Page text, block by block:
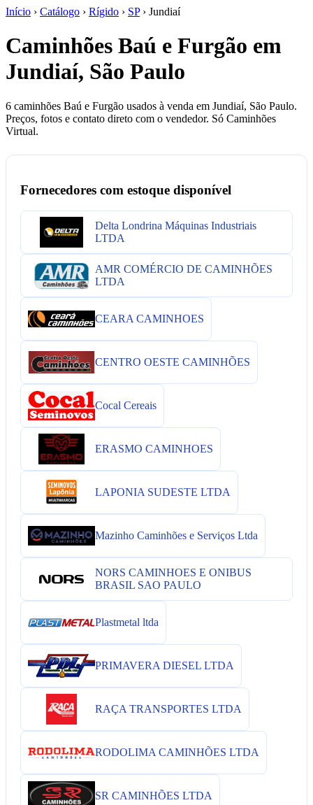
Início › Catálogo › Rígido › SP› Jundiaí
Caminhões Baú e Furgão em
Jundiaí, São Paulo
6 caminhões Baú e Furgão usados à venda em Jundiaí, São Paulo.
Preços, fotos e contato direto com o vendedor. Só Caminhões
Virtual.
Fornecedores com estoque disponível
Delta Londrina Máquinas Industriais
LTDA
AMR COMÉRCIO DE CAMINHÕES
LTDA
CEARA CAMINHOES
CENTRO OESTE CAMINHÕES
Cocal Cereais
ERASMO CAMINHOES
LAPONIA SUDESTE LTDA
Mazinho Caminhões e Serviços Ltda
NORS CAMINHOES E ONIBUS
BRASIL SAO PAULO
Plastmetal ltda
PRIMAVERA DIESEL LTDA
RAÇA TRANSPORTES LTDA
RODOLIMA CAMINHÕES LTDA
SR CAMINHÕES LTDA